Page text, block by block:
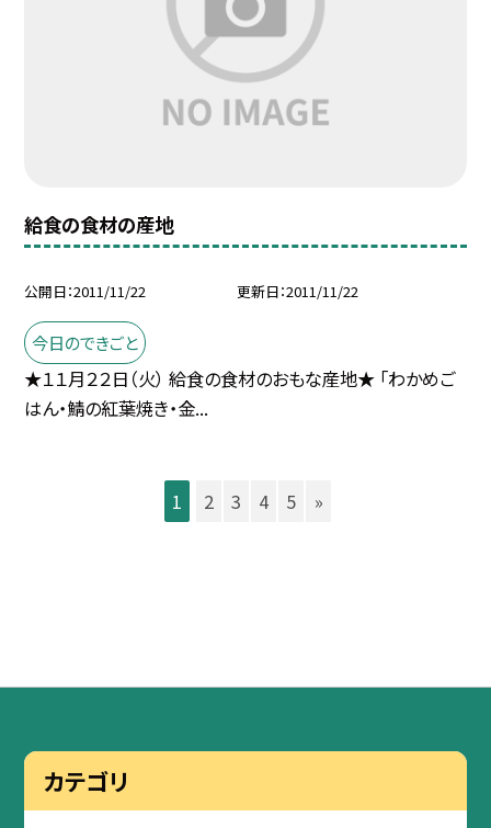
給食の食材の産地
公開日 2011/11/22 更新日 2011/11/22
今日のできごと
★１１月２２日（火） 給食の食材のおもな産地★ 「わかめご
はん・鯖の紅葉焼き・金...
1 2 3 4 5 »
カテゴリ